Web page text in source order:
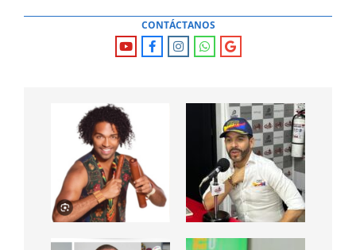
CONTÁCTANOS